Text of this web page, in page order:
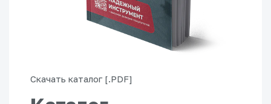
Скачать каталог [.PDF]